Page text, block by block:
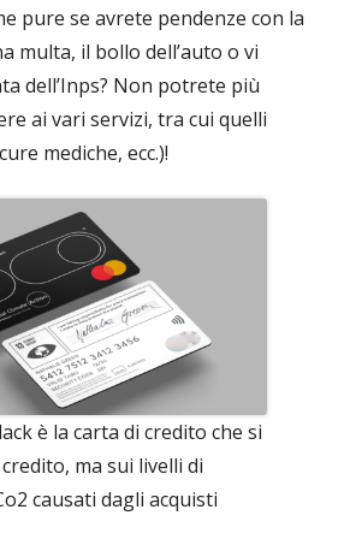
pure se avrete pendenze con la
multa, il bollo dell’auto o vi
dell’Inps? Non potrete più
ai vari servizi, tra cui quelli
mediche, ecc.)!
è la carta di credito che si
ma sui livelli di
causati dagli acquisti